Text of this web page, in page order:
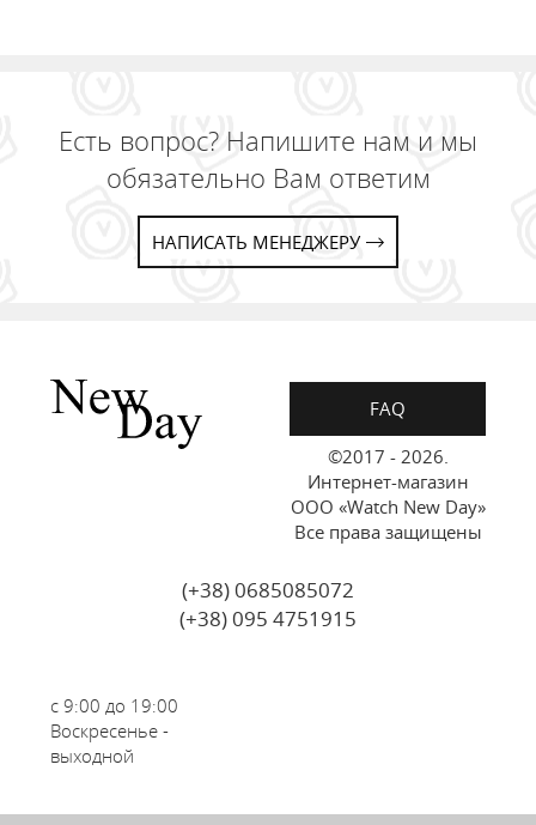
Есть вопрос? Напишите нам и мы
обязательно Вам ответим
НАПИСАТЬ МЕНЕДЖЕРУ
FAQ
©2017 - 2026.
Интернет-магазин
ООО «Watch New Day»
Все права защищены
(+38) 0685085072
(+38) 095 4751915
с 9:00 до 19:00
Воскресенье -
выходной